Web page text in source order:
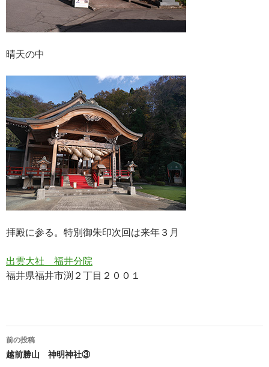
晴天の中
拝殿に参る。特別御朱印次回は来年３月
出雲大社 福井分院
福井県福井市渕２丁目２００１
投
稿
前の投稿
越前勝山 神明神社③